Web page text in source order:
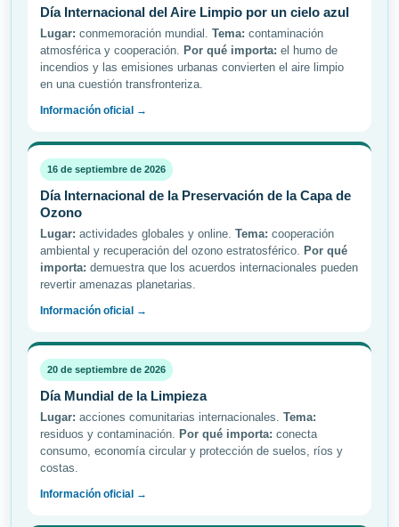
Día Internacional del Aire Limpio por un cielo azul
Lugar: conmemoración mundial. Tema: contaminación
atmosférica y cooperación. Por qué importa: el humo de
incendios y las emisiones urbanas convierten el aire limpio
en una cuestión transfronteriza.
Información oficial →
16 de septiembre de 2026
Día Internacional de la Preservación de la Capa de
Ozono
Lugar: actividades globales y online. Tema: cooperación
ambiental y recuperación del ozono estratosférico. Por qué
importa: demuestra que los acuerdos internacionales pueden
revertir amenazas planetarias.
Información oficial →
20 de septiembre de 2026
Día Mundial de la Limpieza
Lugar: acciones comunitarias internacionales. Tema:
residuos y contaminación. Por qué importa: conecta
consumo, economía circular y protección de suelos, ríos y
costas.
Información oficial →